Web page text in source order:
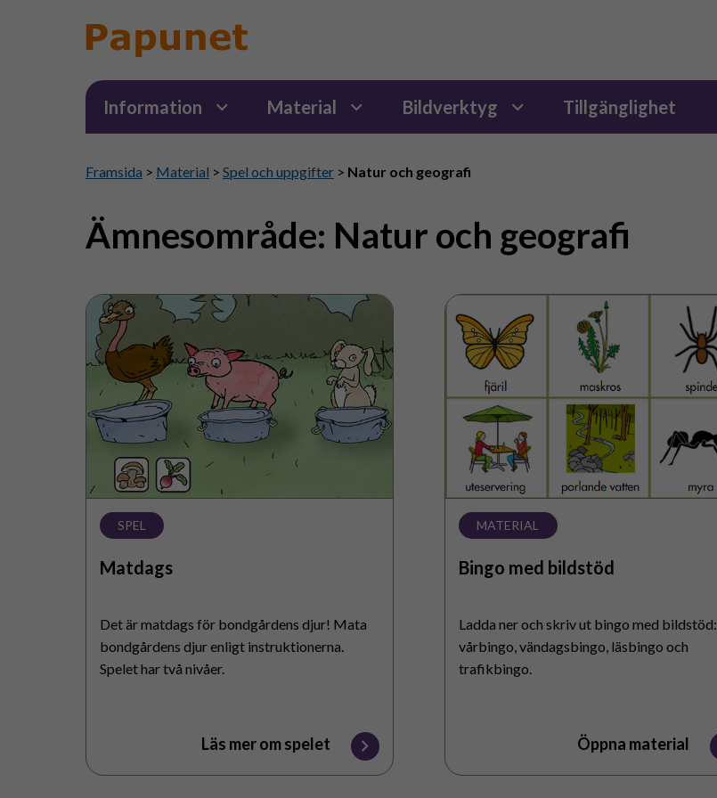
Information Material Bildverktyg Tillgänglighet
Framsida > Material > Spel och uppgifter > Natur och geografi
Ämnesområde: Natur och geografi
Matdags
SPEL
Matdags
Det är matdags för bondgårdens djur! Mata
bondgårdens djur enligt instruktionerna.
Spelet har två nivåer.
Läs mer om spelet
Bingo
med
bildstöd
MATERIAL
Bingo med bildstöd
Ladda ner och skriv ut bingo med bildstöd:
vårbingo, vändagsbingo, läsbingo och
trafikbingo.
Öppna material